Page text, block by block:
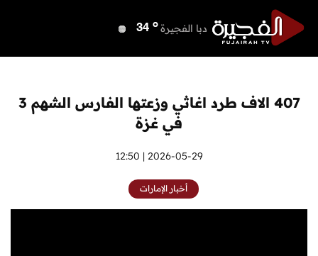
دبا الفجيرة 34 o
عجمان
أم القيوين 40 o
راس الخيمة 41 o
الفجيرة 33 o
407 الاف طرد اغاثي وزعتها الفارس الشهم 3
في غزة
2026-05-29 | 12:50
أخبار الإمارات